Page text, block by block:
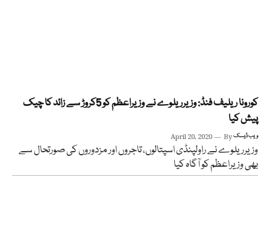
کورونا ریلیف فنڈ: وزیرریلوے نے وزیراعظم کو 5کروڑ سے زائد کا چیک
پیش کیا
April 20, 2020 Byویب ڈیسک
وزیرریلوے نے راولپنڈی اسپتالوں، تاجروں اور مزدوروں کی صورتحال سے
بھی وزیراعظم کو آگاہ کیا